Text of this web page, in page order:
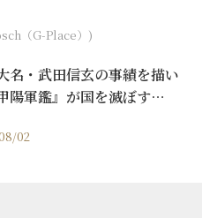
（G-Place）)
名・武田信玄の事績を描い
陽軍鑑』が国を滅ぼす…
02